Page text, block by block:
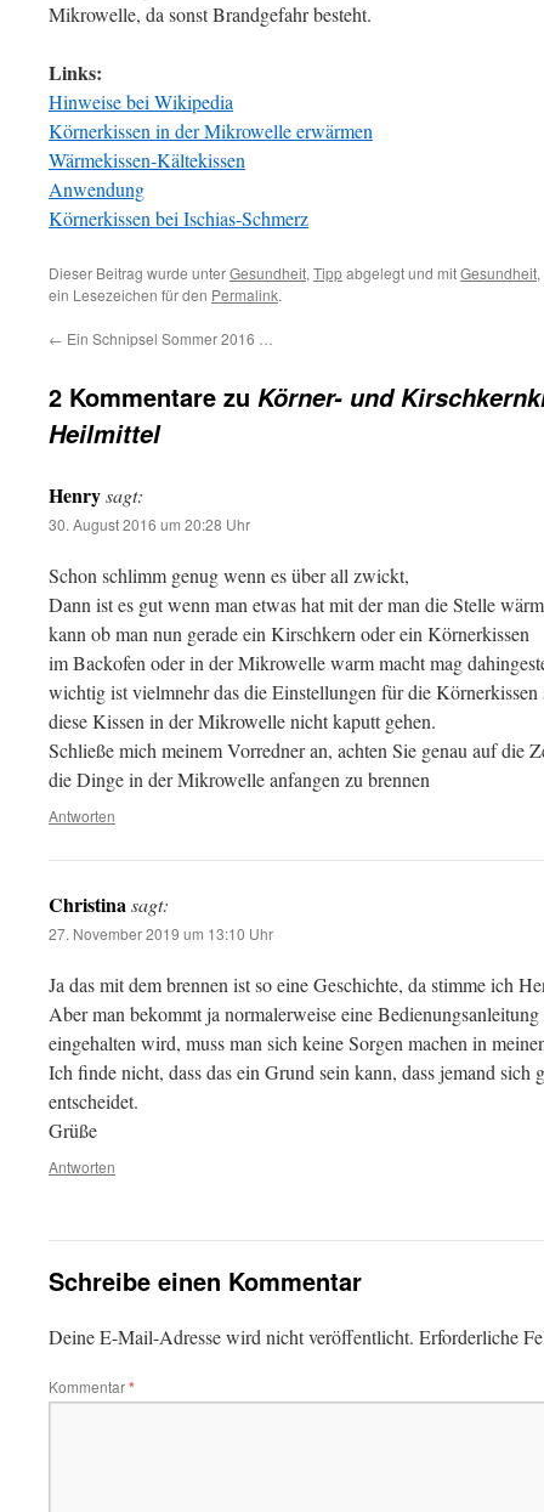
Mikrowelle, da sonst Brandgefahr besteht.
Links:
Hinweise bei Wikipedia
Körnerkissen in der Mikrowelle erwärmen
Wärmekissen-Kältekissen
Anwendung
Körnerkissen bei Ischias-Schmerz
Dieser Beitrag wurde unterGesundheit, Tippabgelegt und mitGesundheit,
ein Lesezeichen für den Permalink.
← Ein Schnipsel Sommer 2016 …
2 Kommentare zu Körner- und
Heilmittel
Henrysagt:
30. August 2016 um 20:28 Uhr
Schon schlimm genug wenn es über all zwickt,
Dann ist es gut wenn man etwas hat mit der man die Stelle
kann ob man nun gerade ein Kirschkern oder ein Körnerkissen
im Backofen oder in der Mikrowelle warm macht mag
wichtig ist vielmnehr das die Einstellungen für die Körnerkissen
diese Kissen in der Mikrowelle nicht kaputt gehen.
Schließe mich meinem Vorredner an, achten Sie genau auf die
die Dinge in der Mikrowelle anfangen zu brennen
Antworten
Christinasagt:
27. November 2019 um 13:10 Uhr
Ja das mit dem brennen ist so eine Geschichte, da stimme ich
Aber man bekommt ja normalerweise eine
eingehalten wird, muss man sich keine Sorgen machen in
Ich finde nicht, dass das ein Grund sein kann, dass jemand sich
entscheidet.
Grüße
Antworten
Schreibe einen Kommentar
Deine E-Mail-Adresse wird nicht veröffentlicht. Erforderliche
Kommentar*